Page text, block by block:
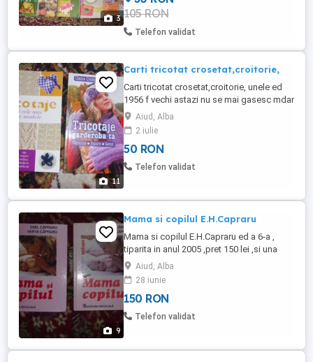
3 105 RON
Telefon validat
11
Carti tricotat crosetat,croitorie,
Carti tricotat crosetat,croitorie, unele ed
1956 f vechi astazi nu se mai gasesc mdar
intacte cu toate paginile,Altele mai
moderne ,f bune ,pret intre 50-150 lei
buc.pt colet 36 lei transp se achita in
avans
Aiud, Alba
2 iulie
50 RON
Telefon validat
9
Mama si copilul E.H.Capraru
Mama si copilul E.H.Capraru ed a 6-a ,
tiparita in anul 2005 ,pret 150 lei ,si una
tiparita in anul 2010 pret 200 lei ghid
crestere copil pret 90 lei ,Mama si sugarul
tot de Capraru 100 lei ,Mama si copilul ed
mai veche cea cu albastrustare
acceptabila fara foi lipsa pret 100 lei si
Aiud, Alba
28 iunie
150 RON
Telefon validat